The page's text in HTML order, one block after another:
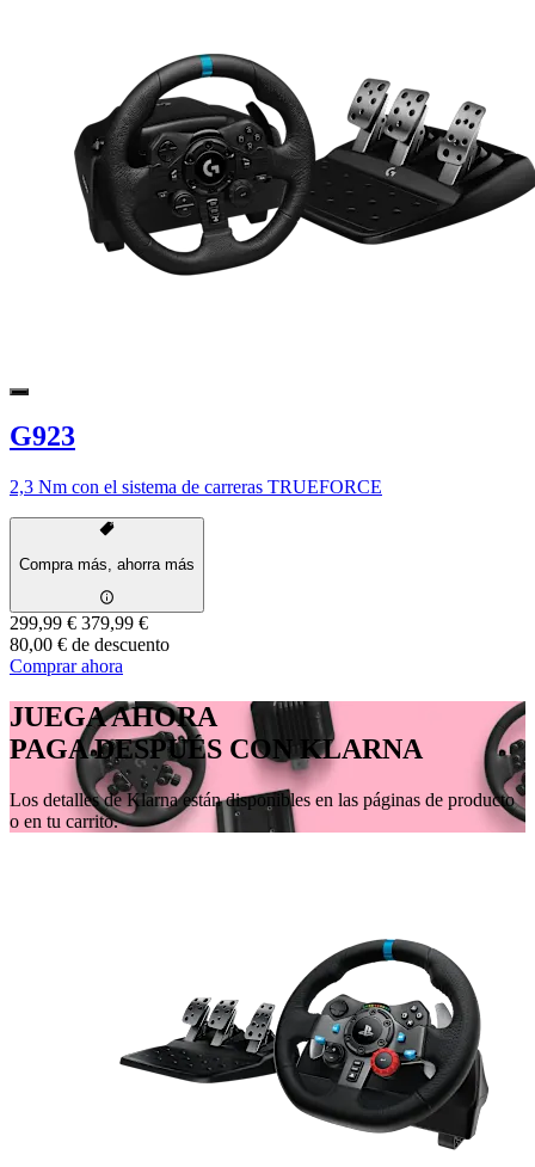
G923
2,3 Nm con el sistema de carreras TRUEFORCE
Compra más, ahorra más
299,99 € 379,99 €
80,00 € de descuento
Comprar ahora
JUEGA AHORA
PAGA DESPUÉS CON KLARNA
Los detalles de Klarna están disponibles en las páginas de producto
o en tu carrito.